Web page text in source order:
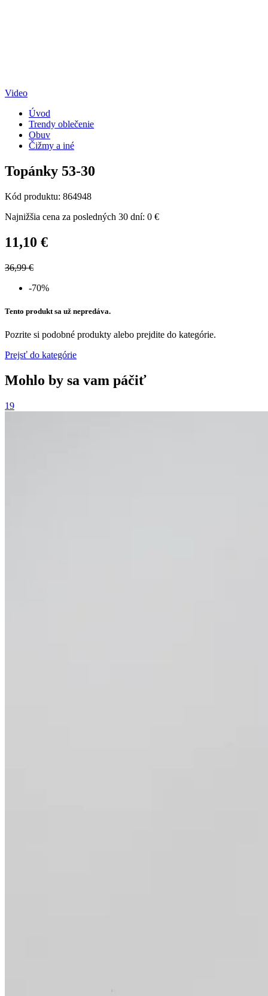
Video
Úvod
Trendy oblečenie
Obuv
Čižmy a iné
Topánky 53-30
Kód produktu: 864948
Najnižšia cena za posledných 30 dní: 0 €
11,10 €
36,99 €
-70%
Tento produkt sa už nepredáva.
Pozrite si podobné produkty alebo prejdite do kategórie.
Prejsť do kategórie
Mohlo by sa vam páčiť
19